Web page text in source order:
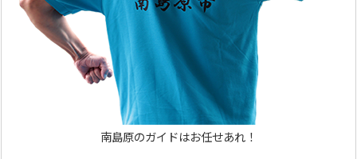
南島原のガイドはお任せあれ！